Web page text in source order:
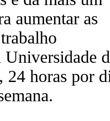
aumentar as
Universidade
24 horas por